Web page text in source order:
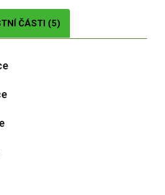
ČÁSTI (5)